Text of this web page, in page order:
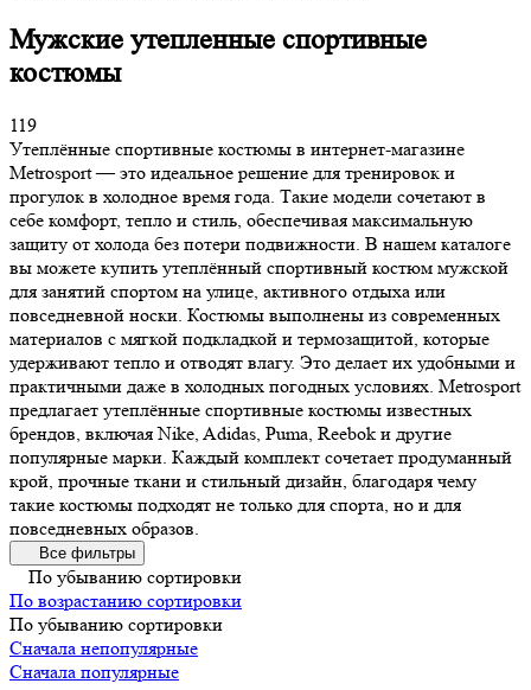
Мужские утепленные спортивные
костюмы
119
Утеплённые спортивные костюмы в интернет-магазине
Metrosport — это идеальное решение для тренировок и
прогулок в холодное время года. Такие модели сочетают в
себе комфорт, тепло и стиль, обеспечивая максимальную
защиту от холода без потери подвижности. В нашем каталоге
вы можете купить утеплённый спортивный костюм мужской
для занятий спортом на улице, активного отдыха или
повседневной носки. Костюмы выполнены из современных
материалов с мягкой подкладкой и термозащитой, которые
удерживают тепло и отводят влагу. Это делает их удобными и
практичными даже в холодных погодных условиях. Metrosport
предлагает утеплённые спортивные костюмы известных
брендов, включая Nike, Adidas, Puma, Reebok и другие
популярные марки. Каждый комплект сочетает продуманный
крой, прочные ткани и стильный дизайн, благодаря чему
такие костюмы подходят не только для спорта, но и для
повседневных образов.
Все фильтры
По убыванию сортировки
По возрастанию сортировки
По убыванию сортировки
Сначала непопулярные
Сначала популярные